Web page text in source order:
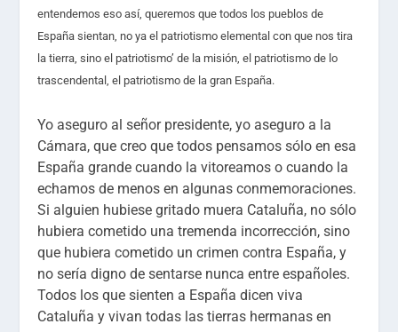
entendemos eso así, queremos que todos los pueblos de
España sientan, no ya el patriotismo elemental con que nos tira
la tierra, sino el patriotismo’ de la misión, el patriotismo de lo
trascendental, el patriotismo de la gran España.
Yo aseguro al señor presidente, yo aseguro a la
Cámara, que creo que todos pensamos sólo en esa
España grande cuando la vitoreamos o cuando la
echamos de menos en algunas conmemoraciones.
Si alguien hubiese gritado muera Cataluña, no sólo
hubiera cometido una tremenda incorrección, sino
que hubiera cometido un crimen contra España, y
no sería digno de sentarse nunca entre españoles.
Todos los que sienten a España dicen viva
Cataluña y vivan todas las tierras hermanas en